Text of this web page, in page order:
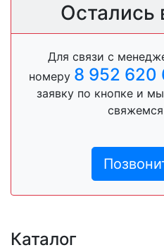
Остались
Для связи с
номеру 8 952 620
заявку по кнопке и
Каталог